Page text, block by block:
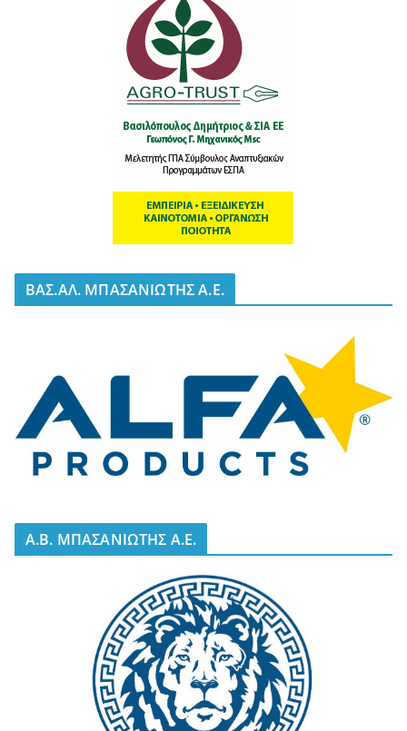
BΑΣ.ΑΛ. ΜΠΑΣΑΝΙΩΤΗΣ Α.Ε.
A.B. ΜΠΑΣΑΝΙΩΤΗΣ Α.Ε.